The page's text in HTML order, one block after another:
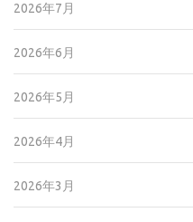
2026年7月
2026年6月
2026年5月
2026年4月
2026年3月